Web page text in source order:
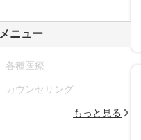
メニュー
各種医療
カウンセリング
もっと見る